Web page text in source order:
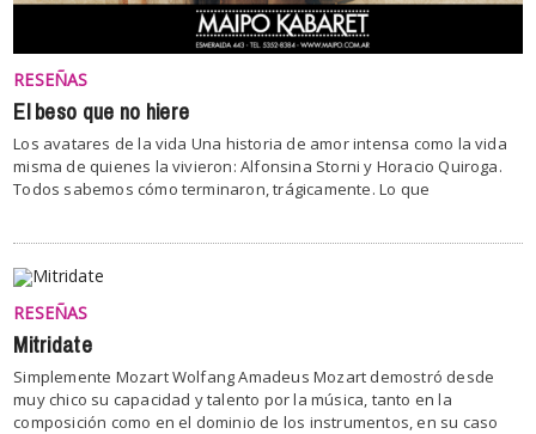
RESEÑAS
El beso que no hiere
Los avatares de la vida Una historia de amor intensa como la vida
misma de quienes la vivieron: Alfonsina Storni y Horacio Quiroga.
Todos sabemos cómo terminaron, trágicamente. Lo que
RESEÑAS
Mitridate
Simplemente Mozart Wolfang Amadeus Mozart demostró desde
muy chico su capacidad y talento por la música, tanto en la
composición como en el dominio de los instrumentos, en su caso